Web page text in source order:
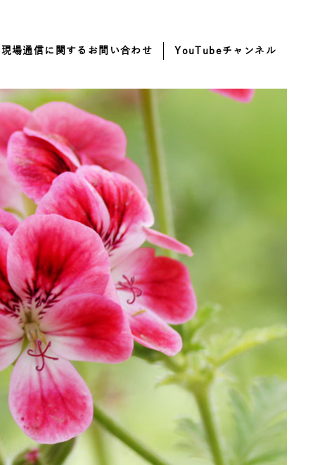
場通信に関するお問い合わせ YouTubeチャンネル